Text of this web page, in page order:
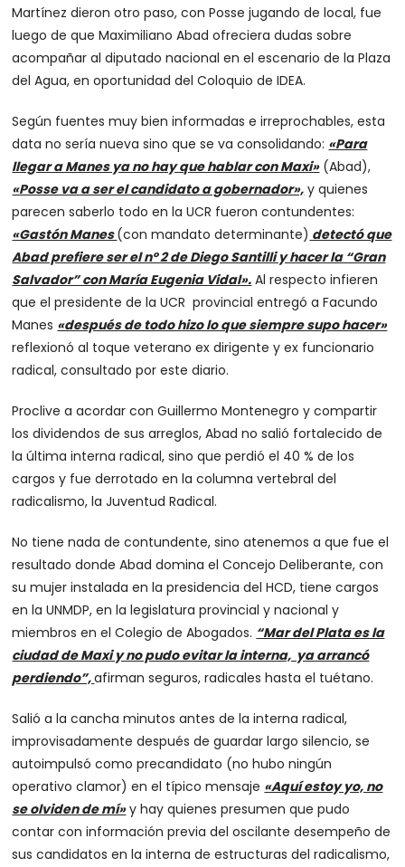
Martínez dieron otro paso, con Posse jugando de local, fue
luego de que Maximiliano Abad ofreciera dudas sobre
acompañar al diputado nacional en el escenario de la Plaza
del Agua, en oportunidad del Coloquio de IDEA.
Según fuentes muy bien informadas e irreprochables, esta
data no sería nueva sino que se va consolidando: «Para
llegar a Manes ya no hay que hablar con Maxi»(Abad),
«Posse va a ser el candidato a gobernador», y quienes
parecen saberlo todo en la UCR fueron contundentes:
«Gastón Manes(con mandato determinante) detectó que
Abad prefiere ser el nº 2 de Diego Santilli y hacer la “Gran
Salvador” con María Eugenia Vidal». Al respecto infieren
que el presidente de la UCR provincial entregó a Facundo
Manes «después de todo hizo lo que siempre supo hacer»
reflexionó al toque veterano ex dirigente y ex funcionario
radical, consultado por este diario.
Proclive a acordar con Guillermo Montenegro y compartir
los dividendos de sus arreglos, Abad no salió fortalecido de
la última interna radical, sino que perdió el 40 % de los
cargos y fue derrotado en la columna vertebral del
radicalismo, la Juventud Radical.
No tiene nada de contundente, sino atenemos a que fue el
resultado donde Abad domina el Concejo Deliberante, con
su mujer instalada en la presidencia del HCD, tiene cargos
en la UNMDP, en la legislatura provincial y nacional y
miembros en el Colegio de Abogados. “Mar del Plata es la
ciudad de Maxi y no pudo evitar la interna, ya arrancó
perdiendo”,afirman seguros, radicales hasta el tuétano.
Salió a la cancha minutos antes de la interna radical,
improvisadamente después de guardar largo silencio, se
autoimpulsó como precandidato (no hubo ningún
operativo clamor) en el típico mensaje «Aquí estoy yo, no
se olviden de mí»y hay quienes presumen que pudo
contar con información previa del oscilante desempeño de
sus candidatos en la interna de estructuras del radicalismo,